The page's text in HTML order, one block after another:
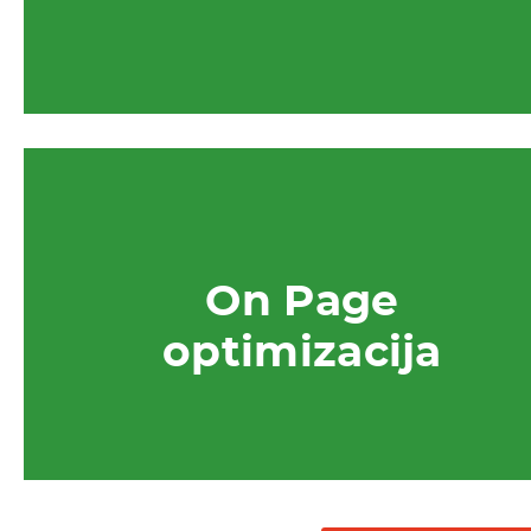
koje ne postoje, nepravilne redirekcije, optimizacije
slika i ostalo se ispravljaju.
On Page
optimizacija